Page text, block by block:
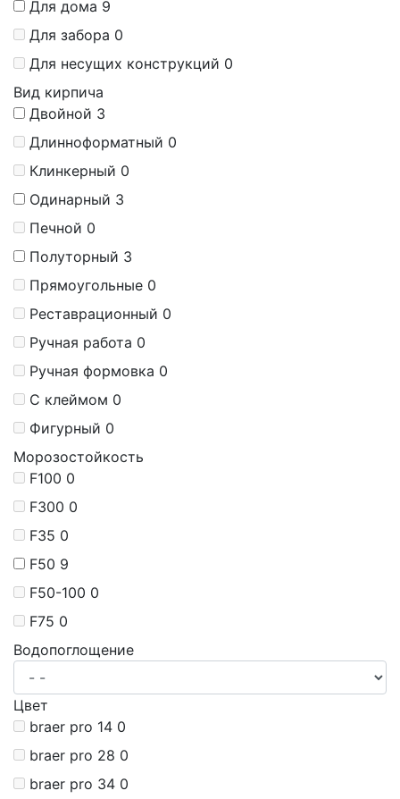
Для дома 9
Для забора 0
Для несущих конструкций 0
Вид кирпича
Двойной 3
Длинноформатный 0
Клинкерный 0
Одинарный 3
Печной 0
Полуторный 3
Прямоугольные 0
Реставрационный 0
Ручная работа 0
Ручная формовка 0
С клеймом 0
Фигурный 0
Морозостойкость
F100 0
F300 0
F35 0
F50 9
F50-100 0
F75 0
Водопоглощение
Цвет
braer pro 14 0
braer pro 28 0
braer pro 34 0